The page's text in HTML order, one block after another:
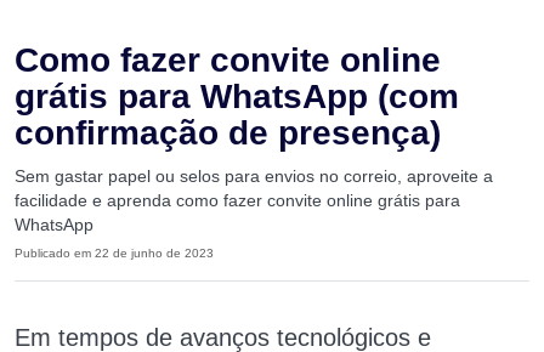
Como fazer convite online
grátis para WhatsApp (com
confirmação de presença)
Sem gastar papel ou selos para envios no correio, aproveite a
facilidade e aprenda como fazer convite online grátis para
WhatsApp
Publicado em 22 de junho de 2023
Em tempos de avanços tecnológicos e